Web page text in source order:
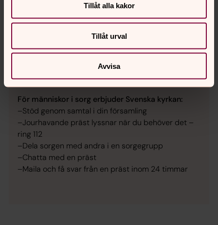
Tillåt alla kakor
Tillåt urval
Avvisa
–Bland gruppen 30-49 åringar, de mitt i livet,
borta från jobbet i samband med att någon
närstående dör. 47 procent av männen anser att
det räcker med ”ett par dagar”. Endast 18 procent
av kvinnorna anser detsamma.
För människor i sorg erbjuder Svenska kyrkan:
–Stöd genom samtal i din församling
–Jourhavande präst lyssnar när du behöver det –
ring 112
–Dela sorgen med andra i en sorgegrupp
–Chatta med en präst
–Maila och få svar från en präst inom 24 timmar